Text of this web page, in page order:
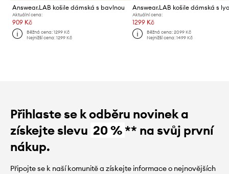
Answear.LAB košile dámská s bavlnou
Aktuální cena:
909 Kč
Běžná cena:1299 Kč
Nejnižší cena:1299 Kč
Aktuální cena:
1299 Kč
Běžná cena: 2099 Kč
Nejnižší cena: 1499 Kč
Přihlaste se k odběru novinek a
získejte slevu 20 %** na svůj první
nákup.
Připojte se k naší komunitě a získejte informace o nejnovějších